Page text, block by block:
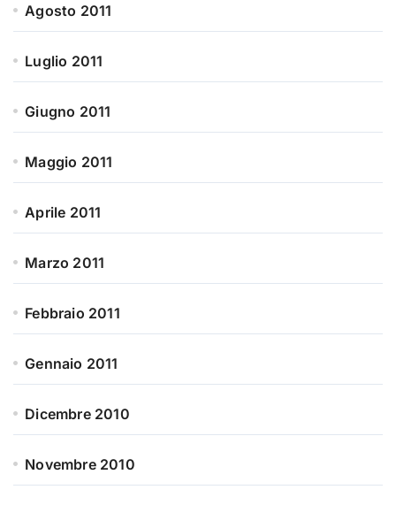
Agosto 2011
Luglio 2011
Giugno 2011
Maggio 2011
Aprile 2011
Marzo 2011
Febbraio 2011
Gennaio 2011
Dicembre 2010
Novembre 2010